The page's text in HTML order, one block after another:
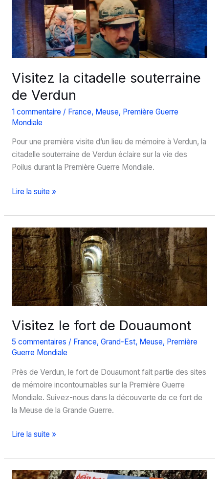
allemand
de
Grande
Guerre
Visitez la citadelle souterraine
de Verdun
1 commentaire / France, Meuse, Première Guerre
Mondiale
Pour une première visite d’un lieu de mémoire à Verdun, la
citadelle souterraine de Verdun éclaire sur la vie des
Poilus durant la Première Guerre Mondiale.
Visitez
citadelle
souterraine
de
Verdun
Lire la suite »
Visitez le fort de Douaumont
5 commentaires / France, Grand-Est, Meuse, Première
Guerre Mondiale
Près de Verdun, le fort de Douaumont fait partie des sites
de mémoire incontournables sur la Première Guerre
Mondiale. Suivez-nous dans la découverte de ce fort de
la Meuse de la Grande Guerre.
Visitez
fort
de
Lire la suite »